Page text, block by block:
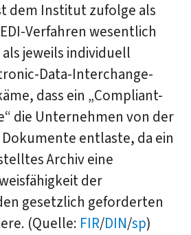
dem Institut zufolge als
Verfahren wesentlich
jeweils individuell
Data-Interchange-
dass ein „Compliant-
die Unternehmen von der
entlaste, da ein
Archiv eine
der
gesetzlich geforderten
(Quelle: FIR/DIN/sp)